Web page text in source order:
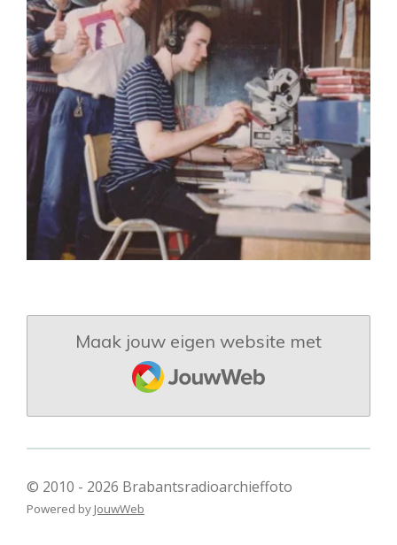
Maak jouw eigen website met
JouwWeb
© 2010 - 2026 Brabantsradioarchieffoto
Powered by JouwWeb